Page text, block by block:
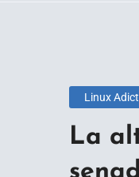
Linux
La